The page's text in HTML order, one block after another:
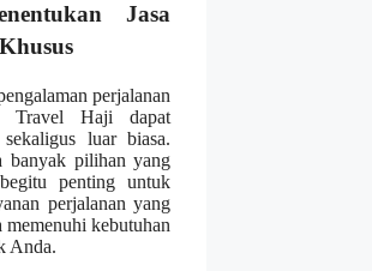
Jasa
perjalanan
Travel Haji dapat
sekaligus luar biasa.
banyak pilihan yang
penting untuk
perjalanan yang
memenuhi kebutuhan
Anda.